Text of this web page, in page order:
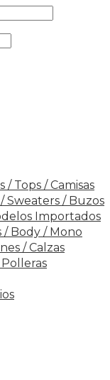
/ Tops / Camisas
Sweaters / Buzos
Importados
/ Body / Mono
/ Calzas